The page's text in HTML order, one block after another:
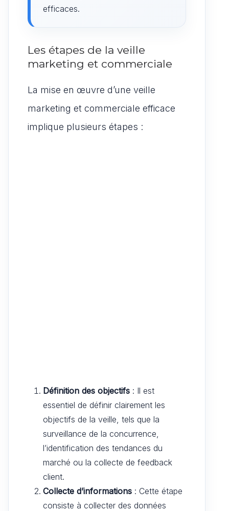
efficaces.
Les étapes de la veille
marketing et commerciale
La mise en œuvre d’une veille
marketing et commerciale efficace
implique plusieurs étapes :
Définition des objectifs : Il est
essentiel de définir clairement les
objectifs de la veille, tels que la
surveillance de la concurrence,
l’identification des tendances du
marché ou la collecte de feedback
client.
Collecte d’informations : Cette étape
consiste à collecter des données